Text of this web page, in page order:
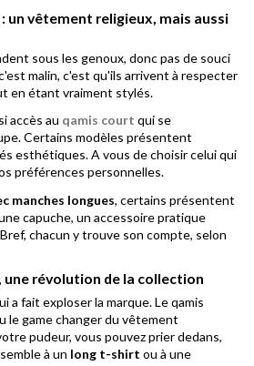
un vêtement religieux, mais aussi
sous les genoux, donc pas de souci
malin, c'est qu'ils arrivent à respecter
en étant vraiment stylés.
accès au qamis court qui se
Certains modèles présentent
esthétiques. A vous de choisir celui qui
préférences personnelles.
manches longues, certains présentent
capuche, un accessoire pratique
chacun y trouve son compte, selon
une révolution de la collection
a fait exploser la marque. Le qamis
le game changer du vêtement
pudeur, vous pouvez prier dedans,
à un long t-shirt ou à une